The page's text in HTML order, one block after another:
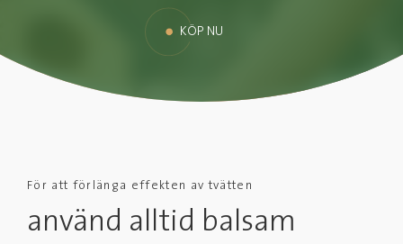
KÖP NU
För att förlänga effekten av tvätten
använd alltid balsam